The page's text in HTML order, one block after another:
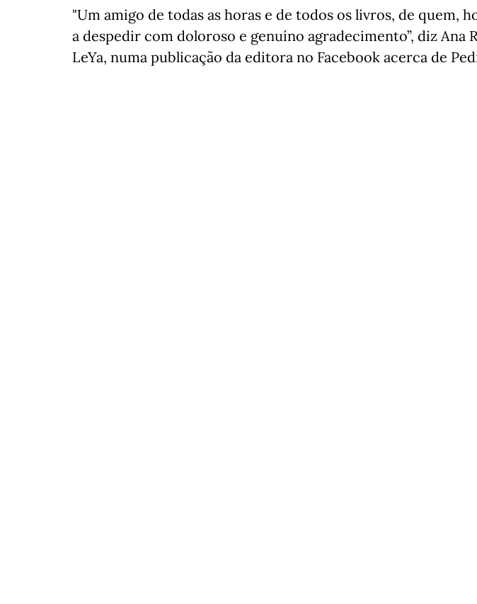
"Um amigo de todas as horas e de todos os livros, de quem,
a despedir com doloroso e genuíno agradecimento”, diz Ana
LeYa, numa publicação da editora no Facebook acerca de